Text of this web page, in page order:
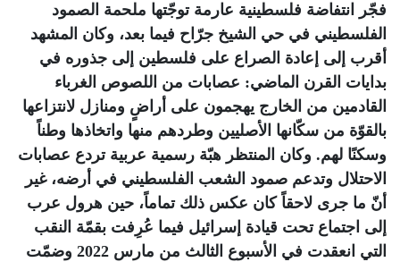
فجّر انتفاضة فلسطينية عارمة توجّتها ملحمة الصمود
الفلسطيني في حي الشيخ جرّاح فيما بعد، وكان المشهد
أقرب إلى إعادة الصراع على فلسطين إلى جذوره في
بدايات القرن الماضي: عصابات من اللصوص الغرباء
القادمين من الخارج يهجمون على أراضٍ ومنازل لانتزاعها
بالقوّة من سكّانها الأصليين وطردهم منها واتخاذها وطناً
وسكنًا لهم. وكان المنتظر هبّة رسمية عربية تردع عصابات
الاحتلال وتدعم صمود الشعب الفلسطيني في أرضه، غير
أنّ ما جرى لاحقاً كان عكس ذلك تماماً، حين هرول عرب
إلى اجتماع تحت قيادة إسرائيل فيما عُرِفت بقمّة النقب
التي انعقدت في الأسبوع الثالث من مارس 2022 وضمّت